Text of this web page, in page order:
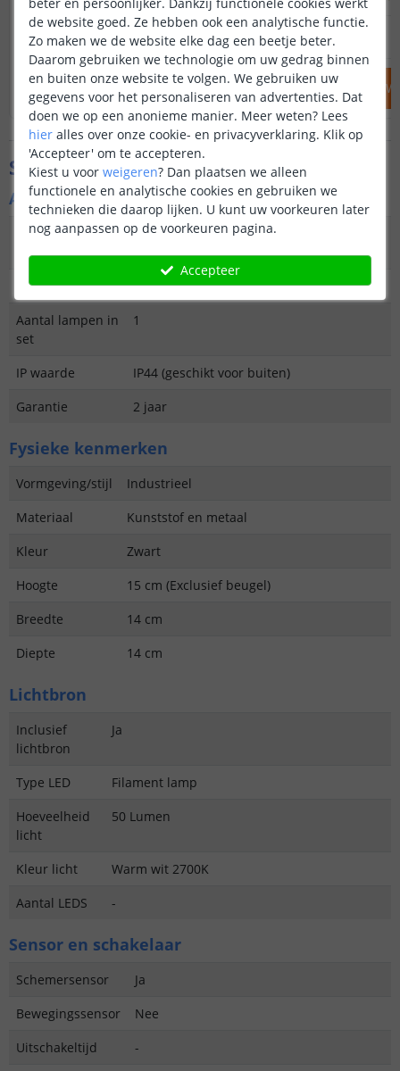
OP VOORRAAD 38 85 34,95
IN WINKELWAGEN
OP VOORRAAD
IN
Specificaties
Algemene kenmerken
Type
buitenverlichting
Staande lamp of hanglamp
Functie
Decoratief
Aantal lampen in
set
1
IP waarde
IP44 (geschikt voor buiten)
Garantie
2 jaar
Fysieke kenmerken
Vormgeving/stijl
Industrieel
Materiaal
Kunststof en metaal
Kleur
Zwart
Hoogte
15 cm (Exclusief beugel)
Breedte
14 cm
Diepte
14 cm
Lichtbron
Inclusief
lichtbron
Ja
Type LED
Filament lamp
Hoeveelheid
licht
50 Lumen
Kleur licht
Warm wit 2700K
Aantal LEDS
-
Sensor en schakelaar
Schemersensor
Ja
Bewegingssensor
Nee
Uitschakeltijd
-
de website goed. Ze hebben ook een analytische functie.
Zo maken we de website elke dag een beetje beter.
Daarom gebruiken we technologie om uw gedrag binnen
en buiten onze website te volgen. We gebruiken uw
gegevens voor het personaliseren van advertenties. Dat
doen we op een anonieme manier. Meer weten? Lees
hier alles over onze cookie- en privacyverklaring. Klik op
'Accepteer' om te accepteren.
Kiest u voor weigeren? Dan plaatsen we alleen
functionele en analytische cookies en gebruiken we
technieken die daarop lijken. U kunt uw voorkeuren later
nog aanpassen op de voorkeuren pagina.
Accepteer